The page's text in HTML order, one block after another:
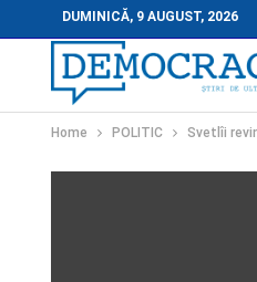
DUMINICĂ, 9 AUGUST, 2026
Home POLITIC Svetlîi